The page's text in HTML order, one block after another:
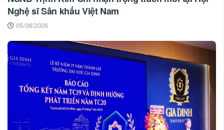
Nghệ sĩ Sân khấu Việt Nam
05/08/2026